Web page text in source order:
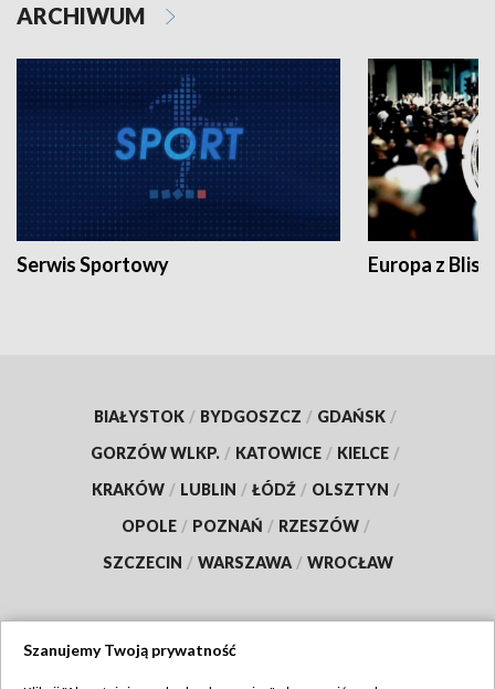
ARCHIWUM
Serwis Sportowy Europa z
BIAŁYSTOK / BYDGOSZCZ / GDAŃSK /
GORZÓW WLKP. / KATOWICE / KIELCE /
KRAKÓW / LUBLIN / ŁÓDŹ / OLSZTYN /
OPOLE / POZNAŃ / RZESZÓW /
SZCZECIN / WARSZAWA / WROCŁAW
Szanujemy Twoją prywatność